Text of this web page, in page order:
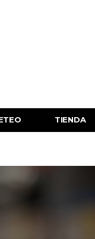
TIENDA